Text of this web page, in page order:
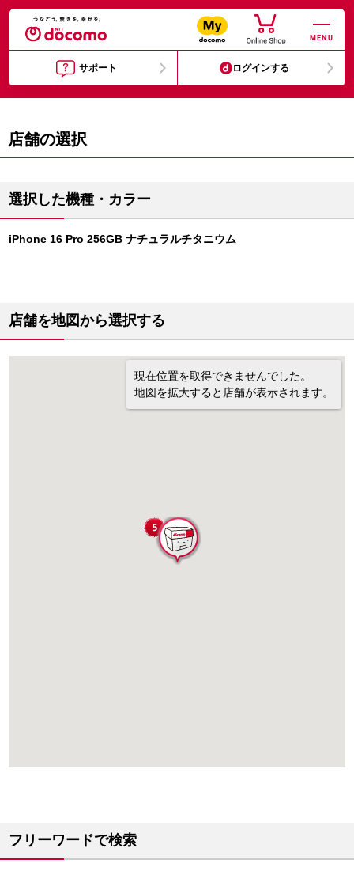
MENU
サポート ログインする
店舗の選択
選択した機種・カラー
iPhone 16 Pro 256GB ナチュラルチタニウム
店舗を地図から選択する
現在位置を取得できませんでした。
地図を拡大すると店舗が表示されます。
フリーワードで検索